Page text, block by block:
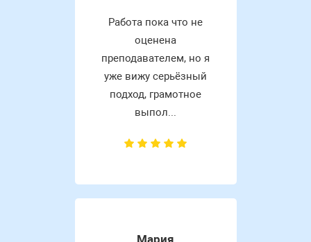
Работа пока что не
оценена
преподавателем, но я
уже вижу серьёзный
подход, грамотное
выпол...
Мария